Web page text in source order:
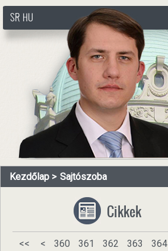
http://www.pasztorbalint.rs/hu
SR HU
Kezdőlap Sajtószoba
Cikkek
<< < 360 361 362 363 364